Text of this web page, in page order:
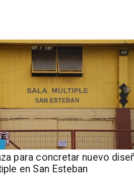
para concretar nuevo
en San Esteban